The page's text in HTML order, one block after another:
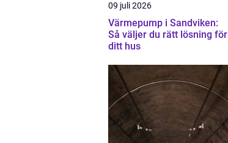
09 juli 2026
Värmepump i Sandviken:
Så väljer du rätt lösning för
ditt hus